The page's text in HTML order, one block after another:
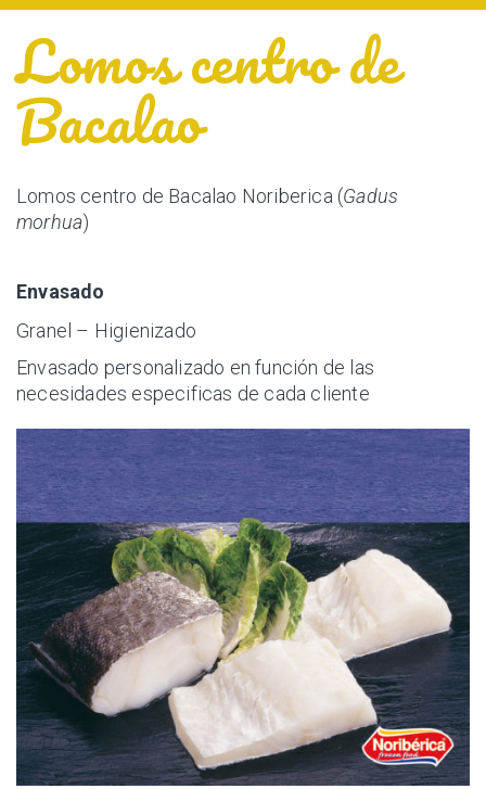
Lomos centro de
Bacalao
Lomos centro de Bacalao Noriberica (Gadus
morhua)
Envasado
Granel – Higienizado
Envasado personalizado en función de las
necesidades especificas de cada cliente